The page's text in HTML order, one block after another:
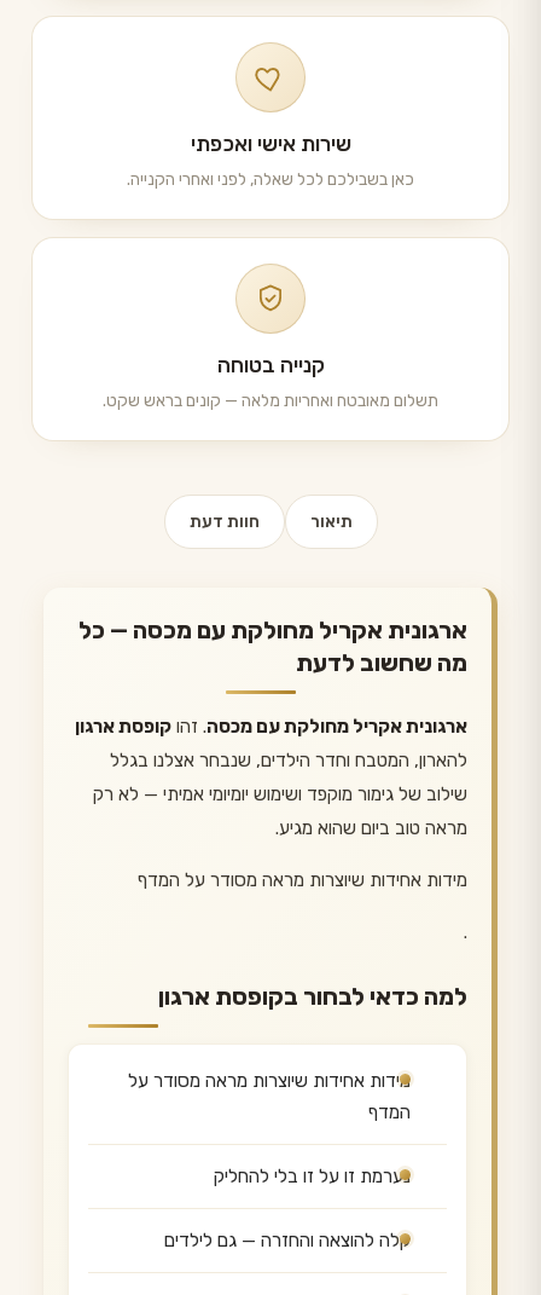
שירות אישי ואכפתי
כאן בשבילכם לכל שאלה, לפני ואחרי הקנייה.
קנייה בטוחה
תשלום מאובטח ואחריות מלאה — קונים בראש שקט.
תיאור חוות דעת
ארגונית אקריל מחולקת עם מכסה — כל
מה שחשוב לדעת
ארגונית אקריל מחולקת עם מכסה. זהו קופסת ארגון
להארון, המטבח וחדר הילדים, שנבחר אצלנו בגלל
שילוב של גימור מוקפד ושימוש יומיומי אמיתי — לא רק
מראה טוב ביום שהוא מגיע.
מידות אחידות שיוצרות מראה מסודר על המדף
.
למה כדאי לבחור בקופסת ארגון
מידות אחידות שיוצרות מראה מסודר על
המדף
נערמת זו על זו בלי להחליק
קלה להוצאה והחזרה — גם לילדים